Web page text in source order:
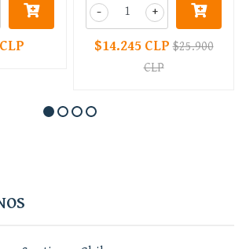
+
-
$14.245 CLP$25.900
CLP